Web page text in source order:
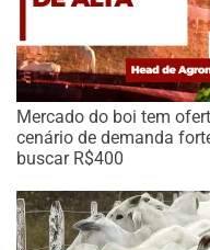
Mercado do boi tem
cenário de demanda
buscar R$400